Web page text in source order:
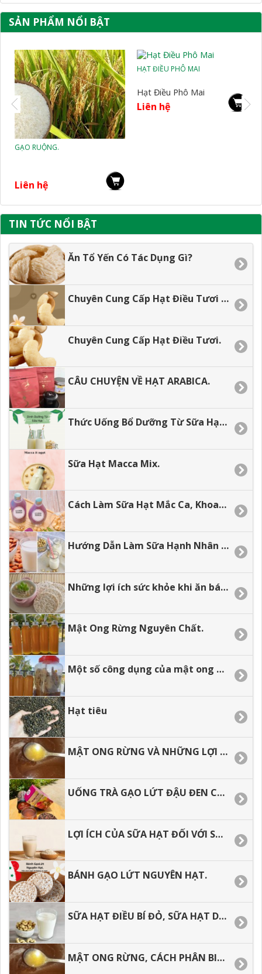
SẢN PHẨM NỔI BẬT
HẠT ĐIỀU PHÔ MAI
Hạt Điều Phô Mai
Liên hệ
HẠT ĐIỀU TỎI ỚT
Hạt Điều Tỏi Ớt
Liên hệ
TIN TỨC NỔI BẬT
Ăn Tổ Yến Có Tác Dụng Gì?
Chuyên Cung Cấp Hạt Điều Tươi Gía Tận Xưởng.
Chuyên Cung Cấp Hạt Điều Tươi.
CÂU CHUYỆN VỀ HẠT ARABICA.
Thức Uống Bổ Dưỡng Từ Sữa Hạt Dành Cho Các Bé.
Sữa Hạt Macca Mix.
Cách Làm Sữa Hạt Mắc Ca, Khoai Lang Tím Mix Dừa.
Hướng Dẫn Làm Sữa Hạnh Nhân Tại Nhà
Những lợi ích sức khỏe khi ăn bánh gạo lứt.
Mật Ong Rừng Nguyên Chất.
Một số công dụng của mật ong đối với sức khỏe
Hạt tiêu
MẬT ONG RỪNG VÀ NHỮNG LỢI ÍCH KHI SỬ DỤNG
UỐNG TRÀ GẠO LỨT ĐẬU ĐEN CÓ TÁC DỤNG GÌ, THƯỜNG XUYÊN SỬ DỤNG CÓ TỐT KHÔNG?
LỢI ÍCH CỦA SỮA HẠT ĐỐI VỚI SỨC KHỎE
BÁNH GẠO LỨT NGUYÊN HẠT.
SỮA HẠT ĐIỀU BÍ ĐỎ, SỮA HẠT DINH DƯỠNG CHO BẠN.
MẬT ONG RỪNG, CÁCH PHÂN BIỆT MẬT ONG RỪNG VÀ MẬT ONG NUÔI.